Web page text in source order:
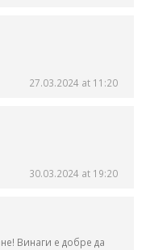
27.03.2024 at 11:20
30.03.2024 at 19:20
Винаги е добре да